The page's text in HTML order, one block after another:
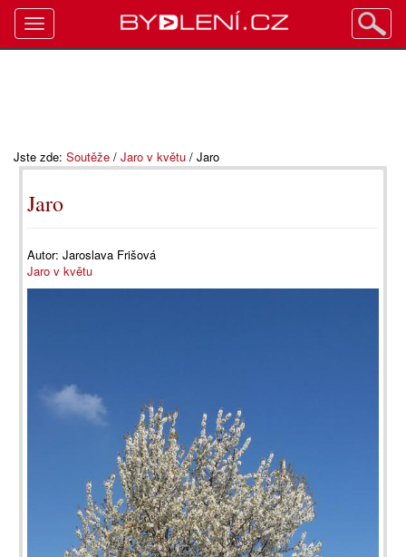
Jste zde: Soutěže / Jaro v květu / Jaro
Jaro
Autor: Jaroslava Frišová
Jaro v květu
Toggle
navigation